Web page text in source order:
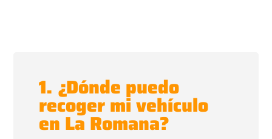
1. ¿Dónde puedo
recoger mi vehículo
en La Romana?